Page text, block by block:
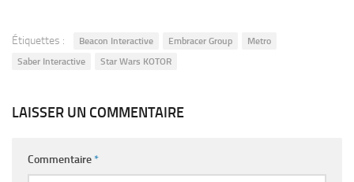
Étiquettes : Beacon Interactive Embracer Group
Metro
Saber Interactive
Star Wars KOTOR
LAISSER UN COMMENTAIRE
Commentaire*